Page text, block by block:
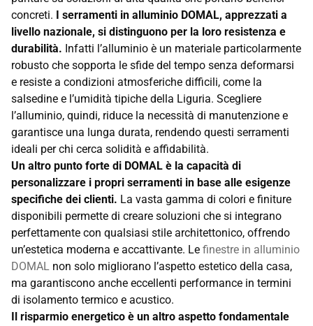
concreti. I serramenti in alluminio DOMAL, apprezzati a
livello nazionale, si distinguono per la loro resistenza e
durabilità. Infatti l’alluminio è un materiale particolarmente
robusto che sopporta le sfide del tempo senza deformarsi
e resiste a condizioni atmosferiche difficili, come la
salsedine e l’umidità tipiche della Liguria. Scegliere
l’alluminio, quindi, riduce la necessità di manutenzione e
garantisce una lunga durata, rendendo questi serramenti
ideali per chi cerca solidità e affidabilità.
Un altro punto forte di DOMAL è la capacità di
personalizzare i propri serramenti in base alle esigenze
specifiche dei clienti. La vasta gamma di colori e finiture
disponibili permette di creare soluzioni che si integrano
perfettamente con qualsiasi stile architettonico, offrendo
un’estetica moderna e accattivante. Le finestre in alluminio
DOMAL non solo migliorano l’aspetto estetico della casa,
ma garantiscono anche eccellenti performance in termini
di isolamento termico e acustico.
Il risparmio energetico è un altro aspetto fondamentale